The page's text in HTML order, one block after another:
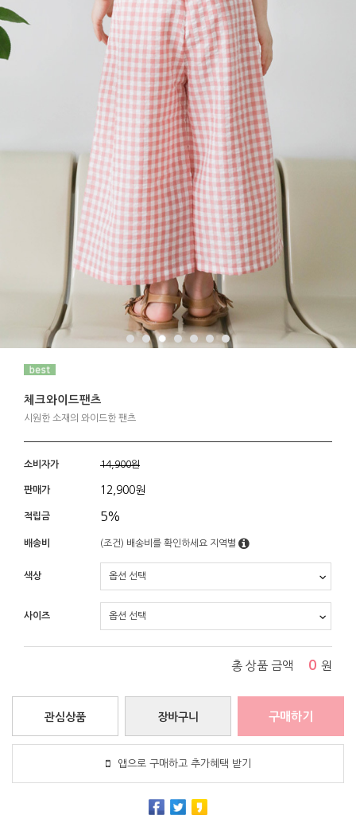
체크와이드팬츠
시원한 소재의 와이드한 팬츠
소비자가 14,900원
판매가 12,900원
적립금 5%
배송비 (조건) 배송비를 확인하세요 지역별
색상
사이즈
총 상품 금액 0 원
장바구니
관심상품 구매하기
앱으로 구매하고 추가혜택 받기